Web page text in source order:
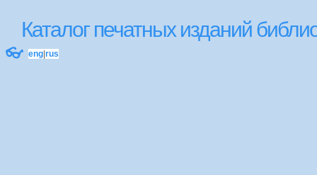
Каталог печатных изданий
👓 eng rus